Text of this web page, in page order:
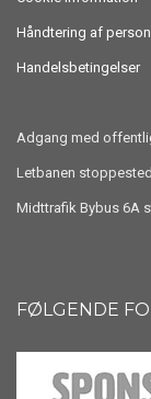
Håndtering af
Handelsbetingelser
Adgang med
Letbanen
Midttrafik Bybus 6A
FØLGENDE